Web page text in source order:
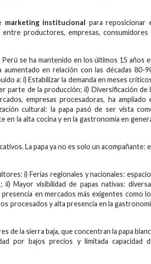
marketing institucional para reposicionar
productores, empresas, consumidores
se ha mantenido en los últimos 15 años
en relación con las décadas 80-
a: i) Estabilizar la demanda en meses
parte de la producción; ii) Diversificación de
empresas procesadoras, ha ampliado
cultural: la papa pasó de ser vista
la alta cocina y en la gastronomía en
La papa ya no es solo un acompañante:
i) Ferias regionales y nacionales:
Mayor visibilidad de papas nativas:
en mercados más exigentes como
procesados y alta presencia en la
de la sierra baja, que concentran la papa
por bajos precios y limitada capacidad